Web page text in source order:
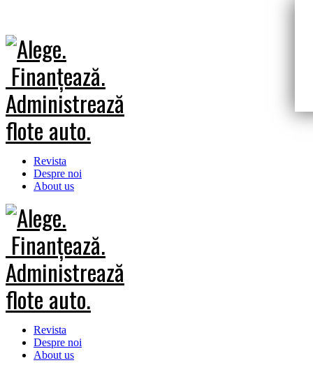
Revista
Despre noi
About us
Revista
Despre noi
About us